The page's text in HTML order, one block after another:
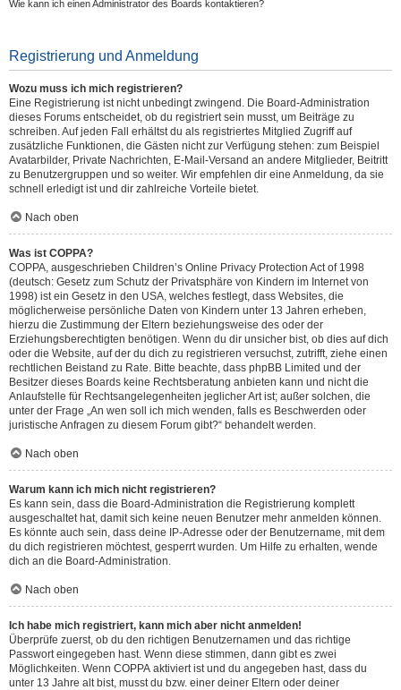
Wie kann ich einen Administrator des Boards kontaktieren?
Registrierung und Anmeldung
Wozu muss ich mich registrieren?
Eine Registrierung ist nicht unbedingt zwingend. Die Board-Administration
dieses Forums entscheidet, ob du registriert sein musst, um Beiträge zu
schreiben. Auf jeden Fall erhältst du als registriertes Mitglied Zugriff auf
zusätzliche Funktionen, die Gästen nicht zur Verfügung stehen: zum Beispiel
Avatarbilder, Private Nachrichten, E-Mail-Versand an andere Mitglieder, Beitritt
zu Benutzergruppen und so weiter. Wir empfehlen dir eine Anmeldung, da sie
schnell erledigt ist und dir zahlreiche Vorteile bietet.
Nach oben
Was ist COPPA?
COPPA, ausgeschrieben Children’s Online Privacy Protection Act of 1998
(deutsch: Gesetz zum Schutz der Privatsphäre von Kindern im Internet von
1998) ist ein Gesetz in den USA, welches festlegt, dass Websites, die
möglicherweise persönliche Daten von Kindern unter 13 Jahren erheben,
hierzu die Zustimmung der Eltern beziehungsweise des oder der
Erziehungsberechtigten benötigen. Wenn du dir unsicher bist, ob dies auf dich
oder die Website, auf der du dich zu registrieren versuchst, zutrifft, ziehe einen
rechtlichen Beistand zu Rate. Bitte beachte, dass phpBB Limited und der
Besitzer dieses Boards keine Rechtsberatung anbieten kann und nicht die
Anlaufstelle für Rechtsangelegenheiten jeglicher Art ist; außer solchen, die
unter der Frage „An wen soll ich mich wenden, falls es Beschwerden oder
juristische Anfragen zu diesem Forum gibt?“ behandelt werden.
Nach oben
Warum kann ich mich nicht registrieren?
Es kann sein, dass die Board-Administration die Registrierung komplett
ausgeschaltet hat, damit sich keine neuen Benutzer mehr anmelden können.
Es könnte auch sein, dass deine IP-Adresse oder der Benutzername, mit dem
du dich registrieren möchtest, gesperrt wurden. Um Hilfe zu erhalten, wende
dich an die Board-Administration.
Nach oben
Ich habe mich registriert, kann mich aber nicht anmelden!
Überprüfe zuerst, ob du den richtigen Benutzernamen und das richtige
Passwort eingegeben hast. Wenn diese stimmen, dann gibt es zwei
Möglichkeiten. Wenn COPPA aktiviert ist und du angegeben hast, dass du
unter 13 Jahre alt bist, musst du bzw. einer deiner Eltern oder deiner